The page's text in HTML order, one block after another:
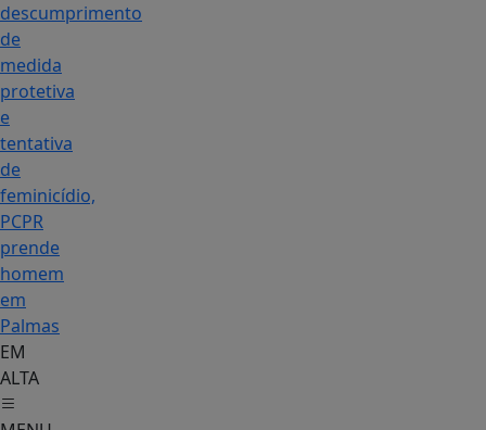
descumprimento
de
medida
protetiva
e
tentativa
de
feminicídio,
PCPR
prende
homem
em
Palmas
EM
ALTA